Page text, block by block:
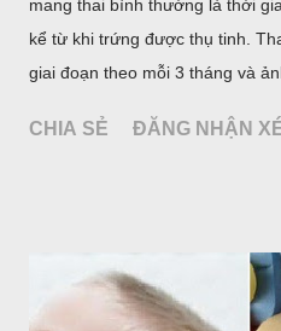
mang thai bình thường là thời
kể từ khi trứng được thụ tinh.
giai đoạn theo mỗi 3 tháng và
CHIA SẺ ĐĂNG NHẬN